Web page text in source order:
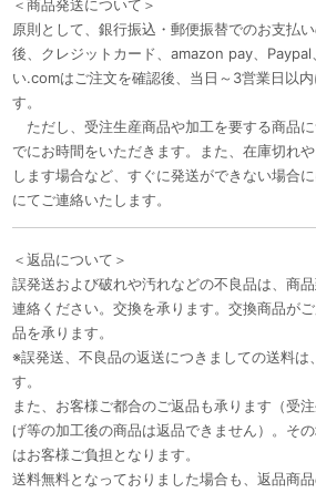
＜商品発送について＞
原則として、銀行振込・郵便振替でのお支払
後、クレジットカード、amazon pay、
い.comはご注文を確認後、当日～3営業日以
す。
ただし、受注生産商品や加工を要する商品
でにお時間をいただきます。また、在庫切れ
します場合など、すぐに発送ができない場合
にてご連絡いたします。
＜返品について＞
誤発送および破れや汚れなどの不良品は、商
連絡ください。交換を承ります。交換商品が
品を承ります。
※誤発送、不良品の返送につきましての送料は
す。
また、お客様ご都合のご返品も承ります（受
げ等の加工後の商品は返品できません）。そ
はお客様ご負担となります。
送料無料となっておりました場合も、返品商